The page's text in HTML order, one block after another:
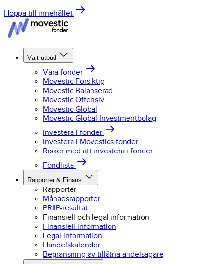
Hoppa till innehållet
Vårt utbud
Våra fonder
Movestic Försiktig
Movestic Balanserad
Movestic Offensiv
Movestic Global
Movestic Global Investmentbolag
Investera i fonder
Investera i Movestics fonder
Risker med att investera i fonder
Fondlista
Rapporter & Finans
Rapporter
Månadsrapporter
PRIIP-resultat
Finansiell och legal information
Finansiell information
Legal information
Handelskalender
Begränsning av tillåtna andelsägare